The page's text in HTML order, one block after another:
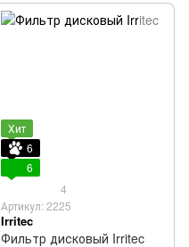
Хит
6
6
4
Артикул: 2225
Irritec
Фильтр дисковый Irritec